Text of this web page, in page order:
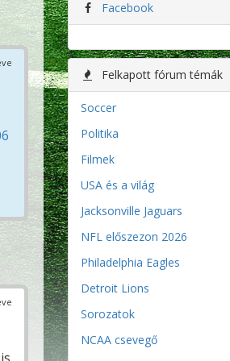
Facebook
Felkapott fórum témák
Soccer
Politika
Filmek
USA és a világ
Jacksonville Jaguars
NFL előszezon 2026
Philadelphia Eagles
Detroit Lions
Sorozatok
NCAA csevegő